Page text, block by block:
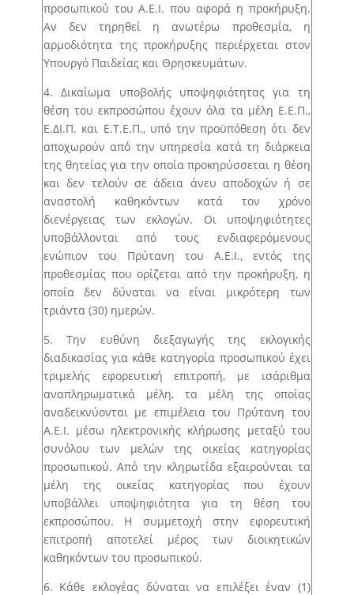
προσωπικού του Α.Ε.Ι. που αφορά η προκήρυξη.
Αν δεν τηρηθεί η ανωτέρω προθεσμία, η
αρμοδιότητα της προκήρυξης περιέρχεται στον
Υπουργό Παιδείας και Θρησκευμάτων.
4. Δικαίωμα υποβολής υποψηφιότητας για τη
θέση του εκπροσώπου έχουν όλα τα μέλη Ε.Ε.Π.,
Ε.ΔΙ.Π. και Ε.Τ.Ε.Π., υπό την προϋπόθεση ότι δεν
αποχωρούν από την υπηρεσία κατά τη διάρκεια
της θητείας για την οποία προκηρύσσεται η θέση
και δεν τελούν σε άδεια άνευ αποδοχών ή σε
αναστολή καθηκόντων κατά τον χρόνο
διενέργειας των εκλογών. Οι υποψηφιότητες
υποβάλλονται από τους ενδιαφερόμενους
ενώπιον του Πρύτανη του Α.Ε.Ι., εντός της
προθεσμίας που ορίζεται από την προκήρυξη, η
οποία δεν δύναται να είναι μικρότερη των
τριάντα (30) ημερών.
5. Την ευθύνη διεξαγωγής της εκλογικής
διαδικασίας για κάθε κατηγορία προσωπικού έχει
τριμελής εφορευτική επιτροπή, με ισάριθμα
αναπληρωματικά μέλη, τα μέλη της οποίας
αναδεικνύονται με επιμέλεια του Πρύτανη του
Α.Ε.Ι. μέσω ηλεκτρονικής κλήρωσης μεταξύ του
συνόλου των μελών της οικείας κατηγορίας
προσωπικού. Από την κληρωτίδα εξαιρούνται τα
μέλη της οικείας κατηγορίας που έχουν
υποβάλλει υποψηφιότητα για τη θέση του
εκπροσώπου. Η συμμετοχή στην εφορευτική
επιτροπή αποτελεί μέρος των διοικητικών
καθηκόντων του προσωπικού.
6. Κάθε εκλογέας δύναται να επιλέξει έναν (1)